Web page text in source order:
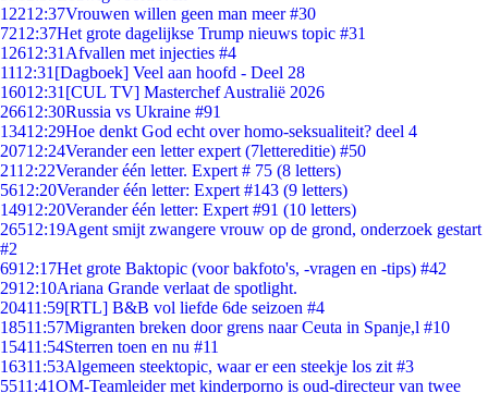
12212:37Vrouwen willen geen man meer #30
7212:37Het grote dagelijkse Trump nieuws topic #31
12612:31 Afvallen met injecties #4
1112:31 [Dagboek] Veel aan hoofd - Deel 28
16012:31 [CUL TV] Masterchef Australië 2026
26612:30Russia vs Ukraine #91
13412:29Hoe denkt God echt over homo-seksualiteit? deel 4
20712:24Verander een letter expert (7lettereditie) #50
2112:22Verander één letter. Expert # 75 (8 letters)
5612:20Verander één letter: Expert #143 (9 letters)
14912:20Verander één letter: Expert #91 (10 letters)
26512:19Agent smijt zwangere vrouw op de grond, onderzoek gestart
#2
6912:17Het grote Baktopic (voor bakfoto's, -vragen en -tips) #42
2912:10Ariana Grande verlaat de spotlight.
20411:59[RTL] B&B vol liefde 6de seizoen #4
18511:57Migranten breken door grens naar Ceuta in Spanje,l #10
15411:54Sterren toen en nu #11
16311:53Algemeen steektopic, waar er een steekje los zit #3
5511:41OM-Teamleider met kinderporno is oud-directeur van twee